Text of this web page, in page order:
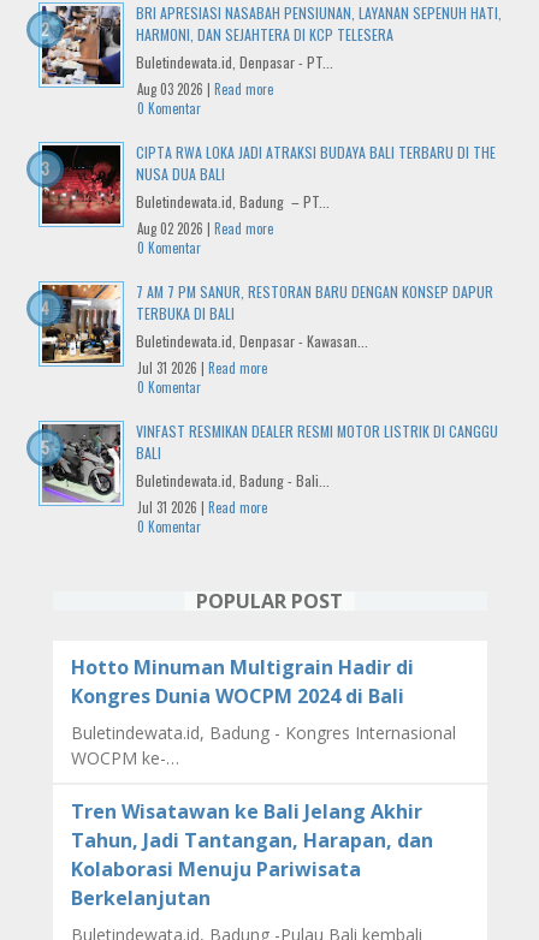
BRI APRESIASI NASABAH PENSIUNAN, LAYANAN SEPENUH HATI,
HARMONI, DAN SEJAHTERA DI KCP TELESERA
Buletindewata.id, Denpasar - PT...
Aug 03 2026 | Read more
0 Komentar
CIPTA RWA LOKA JADI ATRAKSI BUDAYA BALI TERBARU DI THE
NUSA DUA BALI
Buletindewata.id, Badung – PT...
Aug 02 2026 | Read more
0 Komentar
7 AM 7 PM SANUR, RESTORAN BARU DENGAN KONSEP DAPUR
TERBUKA DI BALI
Buletindewata.id, Denpasar - Kawasan...
Jul 31 2026 | Read more
0 Komentar
VINFAST RESMIKAN DEALER RESMI MOTOR LISTRIK DI CANGGU
BALI
Buletindewata.id, Badung - Bali...
Jul 31 2026 | Read more
0 Komentar
POPULAR POST
Hotto Minuman Multigrain Hadir di
Kongres Dunia WOCPM 2024 di Bali
Buletindewata.id, Badung - Kongres Internasional
WOCPM ke-…
Tren Wisatawan ke Bali Jelang Akhir
Tahun, Jadi Tantangan, Harapan, dan
Kolaborasi Menuju Pariwisata
Berkelanjutan
Buletindewata.id, Badung -Pulau Bali kembali